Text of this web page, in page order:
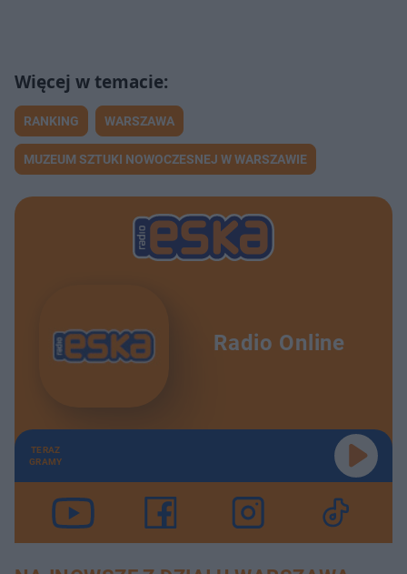
RANKING WARSZAWA
MUZEUM SZTUKI NOWOCZESNEJ W WARSZAWIE
Radio Online
TERAZ
GRAMY